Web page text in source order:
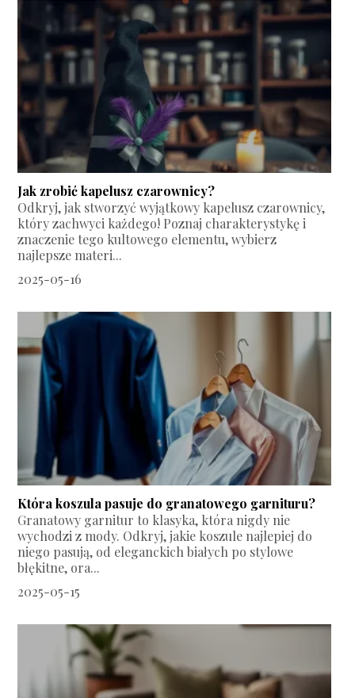
Jak zrobić kapelusz czarownicy?
Odkryj, jak stworzyć wyjątkowy kapelusz czarownicy,
który zachwyci każdego! Poznaj charakterystykę i
znaczenie tego kultowego elementu, wybierz
najlepsze materi...
2025-05-16
Która koszula pasuje do granatowego garnituru?
Granatowy garnitur to klasyka, która nigdy nie
wychodzi z mody. Odkryj, jakie koszule najlepiej do
niego pasują, od eleganckich białych po stylowe
błękitne, ora...
2025-05-15